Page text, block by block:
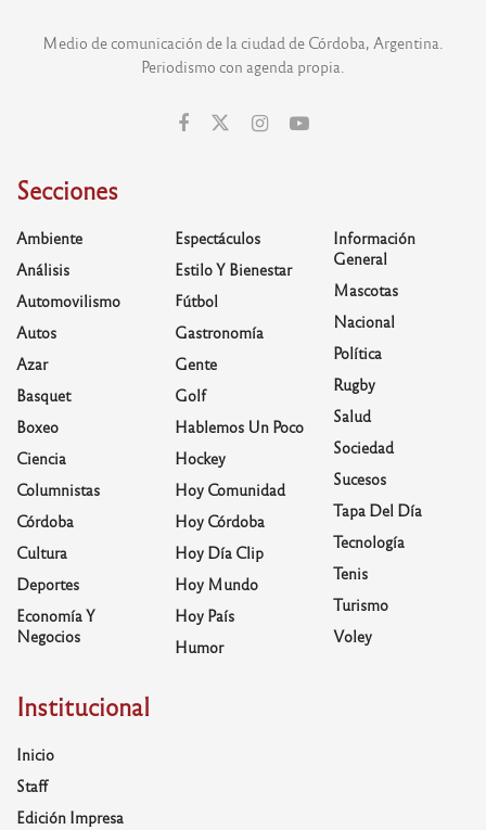
Medio de comunicación de la ciudad de Córdoba, Argentina.
Periodismo con agenda propia.
Secciones
Ambiente
Análisis
Automovilismo
Autos
Azar
Basquet
Boxeo
Ciencia
Columnistas
Córdoba
Cultura
Deportes
Economía Y
Negocios
Espectáculos
Estilo Y Bienestar
Fútbol
Gastronomía
Gente
Golf
Hablemos Un Poco
Hockey
Hoy Comunidad
Hoy Córdoba
Hoy Día Clip
Hoy Mundo
Hoy País
Humor
Información
General
Mascotas
Nacional
Política
Rugby
Salud
Sociedad
Sucesos
Tapa Del Día
Tecnología
Tenis
Turismo
Voley
Institucional
Inicio
Staff
Edición Impresa